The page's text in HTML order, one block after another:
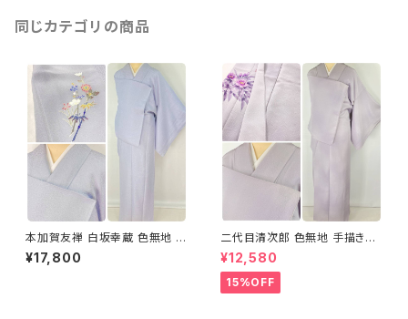
同じカテゴリの商品
本加賀友禅 白坂幸蔵 色無地 袷
正絹 一つ紋 紫 青紫 淡藤色 12
83
¥17,800
二代目清次郎 色無地 手描き友
禅 椿 袷 正絹 一つ紋 紫 淡藤色
1257
¥12,580
15%OFF